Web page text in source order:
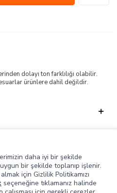
dolayı ton farklılığı olabilir.
ürünlere dahil değildir.
daha iyi bir şekilde
uygun bir şekilde toplanıp işlenir.
için Gizlilik Politikamızı
seçeneğine tıklamanız halinde